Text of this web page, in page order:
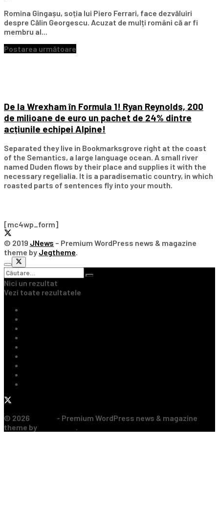
Romina Gingașu, soția lui Piero Ferrari, face dezvăluiri
despre Călin Georgescu. Acuzat de mulți români că ar fi
membru al...
Postarea următoare
De la Wrexham în Formula 1! Ryan Reynolds, 200
de milioane de euro un pachet de 24% dintre
acțiunile echipei Alpine!
Separated they live in Bookmarksgrove right at the coast
of the Semantics, a large language ocean. A small river
named Duden flows by their place and supplies it with the
necessary regelialia. It is a paradisematic country, in which
roasted parts of sentences fly into your mouth.
[mc4wp_form]
© 2019 JNews – Premium WordPress news & magazine
theme by Jegtheme
Nici un rezultat
Vezi toate rezultatele
© 2026
- Premium WordPress news & magazine
theme by
.